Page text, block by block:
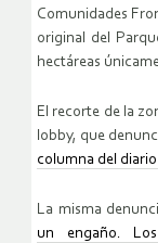
Comunidades
original del
hectáreas
El recorte de la
lobby, que
columna del
La misma
un engaño.